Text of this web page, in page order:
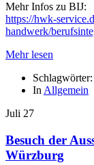
Mehr Infos zu BIJ:
https://hwk-
handwerk/
Mehr lesen
Schlagwörter:
In Allgemein
Juli 27
Besuch der
Würzburg